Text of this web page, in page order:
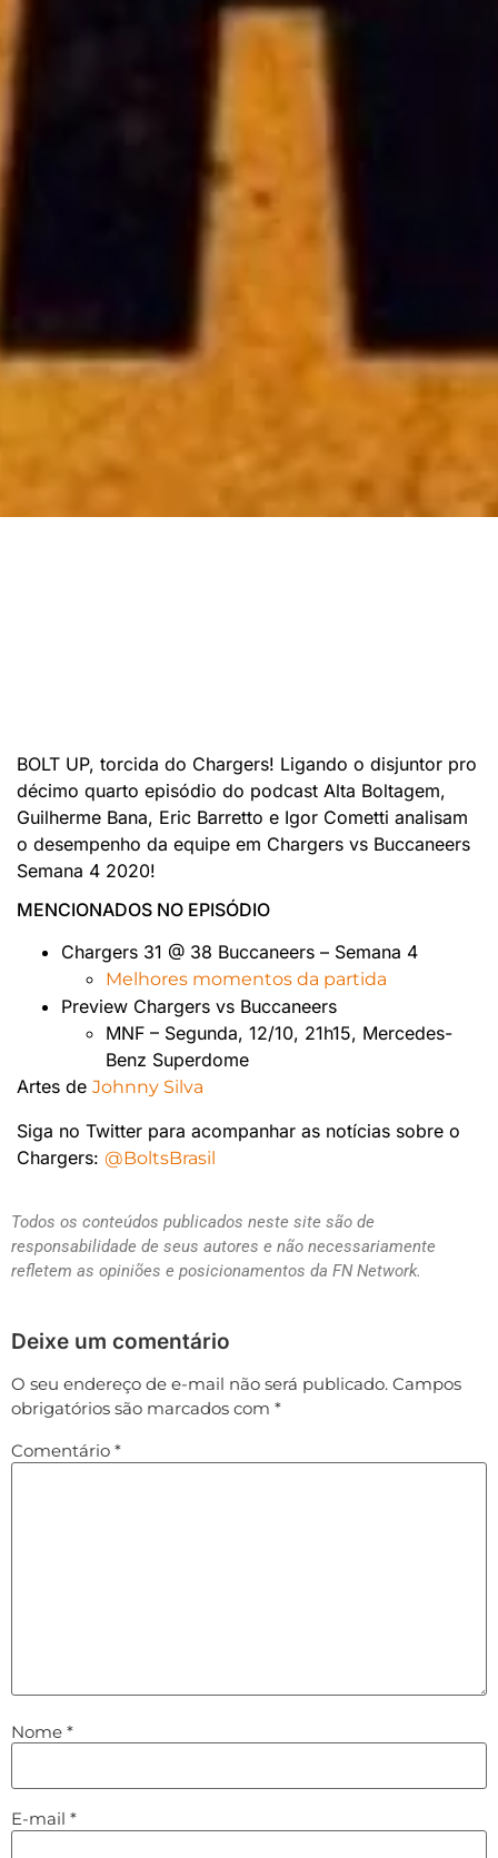
BOLT UP, torcida do Chargers! Ligando o disjuntor pro
décimo quarto episódio do podcast Alta Boltagem,
Guilherme Bana, Eric Barretto e Igor Cometti analisam
o desempenho da equipe em Chargers vs Buccaneers
Semana 4 2020!
MENCIONADOS NO EPISÓDIO
Chargers 31 @ 38 Buccaneers – Semana 4
Melhores momentos da partida
Preview Chargers vs Buccaneers
MNF – Segunda, 12/10, 21h15, Mercedes-
Benz Superdome
Artes de Johnny Silva
Siga no Twitter para acompanhar as notícias sobre o
Chargers: @BoltsBrasil
Todos os conteúdos publicados neste site são de
responsabilidade de seus autores e não necessariamente
refletem as opiniões e posicionamentos da FN Network.
Deixe um comentário
O seu endereço de e-mail não será publicado. Campos
obrigatórios são marcados com *
Comentário *
Nome *
E-mail *